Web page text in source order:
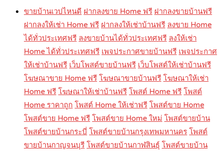
ขายบ้านเวปไหนดี ฝากลงขาย Home ฟรี ฝากลงขายบ้านฟรี
ฝากลงให้เช่า Home ฟรี ฝากลงให้เช่าบ้านฟรี ลงขาย Home
ได้ทั่วประเทศฟรี ลงขายบ้านได้ทั่วประเทศฟรี ลงให้เช่า
Home ได้ทั่วประเทศฟรี เพจประกาศขายบ้านฟรี เพจประกาศ
ให้เช่าบ้านฟรี เว็บโพสต์ขายบ้านฟรี เว็บโพสต์ให้เช่าบ้านฟรี
โฆษณาขาย Home ฟรี โฆษณาขายบ้านฟรี โฆษณาให้เช่า
Home ฟรี โฆษณาให้เช่าบ้านฟรี โพสต์ Home ฟรี โพสต์
Home ราคาถูก โพสต์ Home ให้เช่าฟรี โพสต์ขาย Home
โพสต์ขาย Home ฟรี โพสต์ขาย Home ใหม่ โพสต์ขายบ้าน
โพสต์ขายบ้านกระบี่ โพสต์ขายบ้านกรุงเทพมหานคร โพสต์
ขายบ้านกาญจนบุรี โพสต์ขายบ้านกาฬสินธุ์ โพสต์ขายบ้าน